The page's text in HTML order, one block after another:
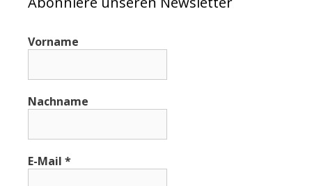
Vorname
Nachname
E-Mail *